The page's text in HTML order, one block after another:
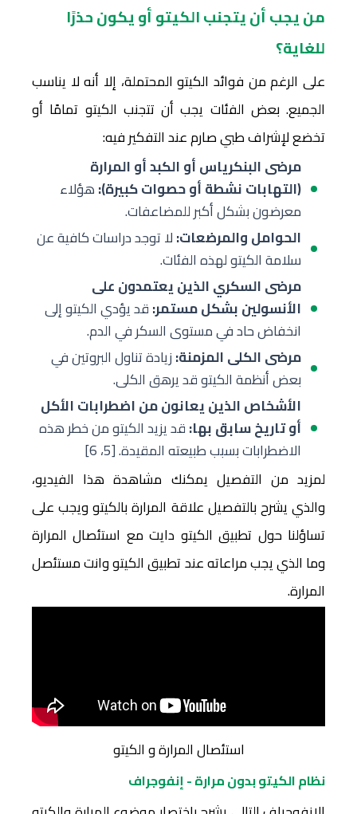
من يجب أن يتجنب الكيتو أو يكون حذرًا
للغاية؟
على الرغم من فوائد الكيتو المحتملة، إلا أنه لا يناسب
الجميع. بعض الفئات يجب أن تتجنب الكيتو تمامًا أو
تخضع لإشراف طبي صارم عند التفكير فيه:
مرضى البنكرياس أو الكبد أو المرارة
(التهابات نشطة أو حصوات كبيرة):هؤلاء
معرضون بشكل أكبر للمضاعفات.
الحوامل والمرضعات:لا توجد دراسات كافية عن
سلامة الكيتو لهذه الفئات.
مرضى السكري الذين يعتمدون على
الأنسولين بشكل مستمر:قد يؤدي الكيتو إلى
انخفاض حاد في مستوى السكر في الدم.
مرضى الكلى المزمنة:زيادة تناول البروتين في
بعض أنظمة الكيتو قد يرهق الكلى.
الأشخاص الذين يعانون من اضطرابات الأكل
أو تاريخ سابق بها:قد يزيد الكيتو من خطر هذه
الاضطرابات بسبب طبيعته المقيدة. [5، 6]
لمزيد من التفصيل يمكنك مشاهدة هذا الفيديو،
والذي يشرح بالتفصيل علاقة المرارة بالكيتو ويجب على
تساؤلنا حول تطبيق الكيتو دايت مع استئصال المرارة
وما الذي يجب مراعاته عند تطبيق الكيتو وانت مستئصل
المرارة.
استئصال المرارة و الكيتو
نظام الكيتو بدون مرارة - إنفوجراف